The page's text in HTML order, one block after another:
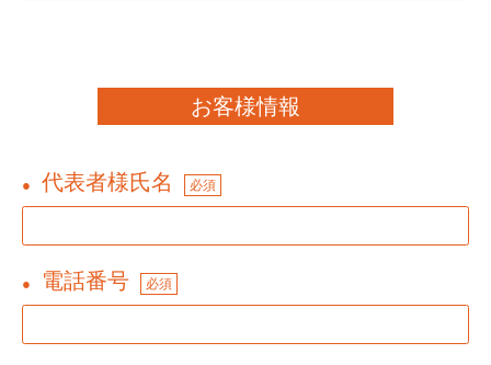
お客様情報
● 代表者様氏名 必須
● 電話番号 必須